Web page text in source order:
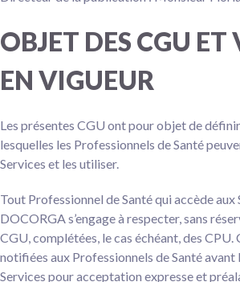
OBJET DES CGU ET
EN VIGUEUR
Les présentes CGU ont pour objet de
lesquelles les Professionnels de Santé
Services et les utiliser.
Tout Professionnel de Santé qui accède
DOCORGA s’engage à respecter, sans
CGU, complétées, le cas échéant, des CPU.
notifiées aux Professionnels de Santé avant
Services pour acceptation expresse et